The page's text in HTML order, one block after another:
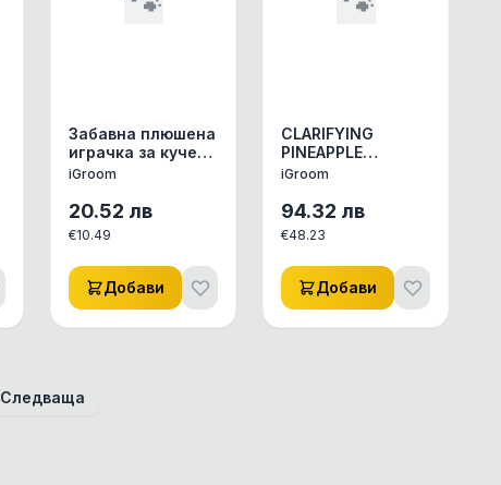
Забавна плюшена
играчка за кучета
под формата на
парфюм.
iGroom
20.52 лв
€10.49
Добави
CLARIFYING
PINEAPPLE
SCENTED PET
Прочистващият
шампоан за
домашни
любимци с
аромат на
ананас.
iGroom
94.32 лв
€48.23
Добави
Следваща